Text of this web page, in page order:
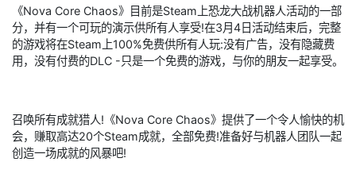
《Nova Core Chaos》目前是Steam上恐龙大战机器人活动的一部
分，并有一个可玩的演示供所有人享受!在3月4日活动结束后，完整
的游戏将在Steam上100%免费供所有人玩:没有广告，没有隐藏费
用，没有付费的DLC -只是一个免费的游戏，与你的朋友一起享受。​
召唤所有成就猎人!《Nova Core Chaos》提供了一个令人愉快的机
会，赚取高达20个Steam成就，全部免费!准备好与机器人团队一起
创造一场成就的风暴吧!